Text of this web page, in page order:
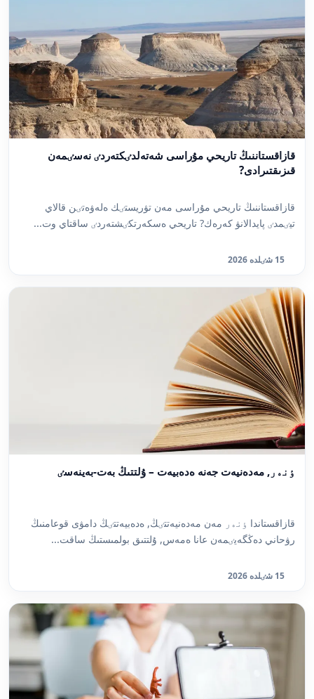
قازاقستاننىڭ تاريحي مۇراسى شەتەلدٸكتەردٸ نەسٸمەن
قىزىقتىرادى?
قازاقستاننىڭ تاريحي مۇراسى مەن تۋريستٸك ەلەۋەتٸن قالاي
تيٸمدٸ پايدالانۋ كەرەك? تاريحي ەسكەرتكٸشتەردٸ ساقتاي وت...
15 شٸلدە 2026
ٶنەر, مەدەنيەت جەنە ەدەبيەت – ۇلتتىڭ بەت-بەينەسٸ
قازاقستاندا ٶنەر مەن مەدەنيەتتٸڭ, ەدەبيەتتٸڭ دامۋى قوعامنىڭ
رۋحاني دەڭگەيٸمەن عانا ەمەس, ۇلتتىق بولمىستىڭ ساقت...
15 شٸلدە 2026